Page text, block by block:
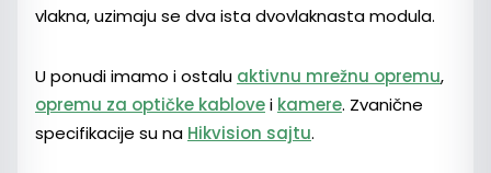
vlakna, uzimaju se dva ista dvovlaknasta modula.
U ponudi imamo i ostalu aktivnu mrežnu opremu,
opremu za optičke kablovei kamere. Zvanične
specifikacije su na Hikvision sajtu.